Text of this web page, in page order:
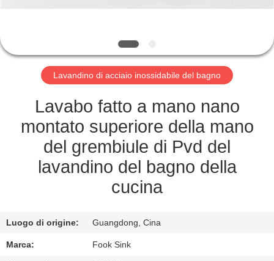
CONTROLLO
QUALITÀ
CONTATTICI
RICHIEDA
CITAZIONE
DEL
SITO
Lavandino di acciaio inossidabile del bagno
Lavabo fatto a mano nano
montato superiore della mano
del grembiule di Pvd del
lavandino del bagno della
cucina
Luogo di origine: Guangdong, Cina
Marca: Fook Sink